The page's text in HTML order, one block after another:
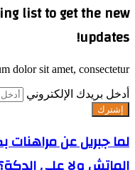
list to get the new
updates!
dolor sit amet, consectetur.
أدخل بريدك الإلكتروني
لما جبريل عن